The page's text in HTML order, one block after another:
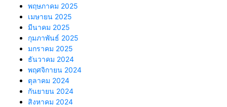
พฤษภาคม 2025
เมษายน 2025
มีนาคม 2025
กุมภาพันธ์ 2025
มกราคม 2025
ธันวาคม 2024
พฤศจิกายน 2024
ตุลาคม 2024
กันยายน 2024
สิงหาคม 2024